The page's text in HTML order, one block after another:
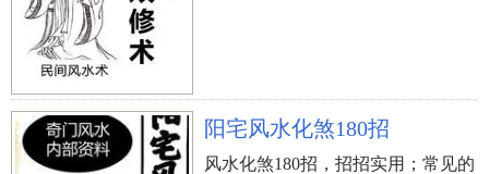
阳宅风水化煞180招
风水化煞180招，招招实用；常见的